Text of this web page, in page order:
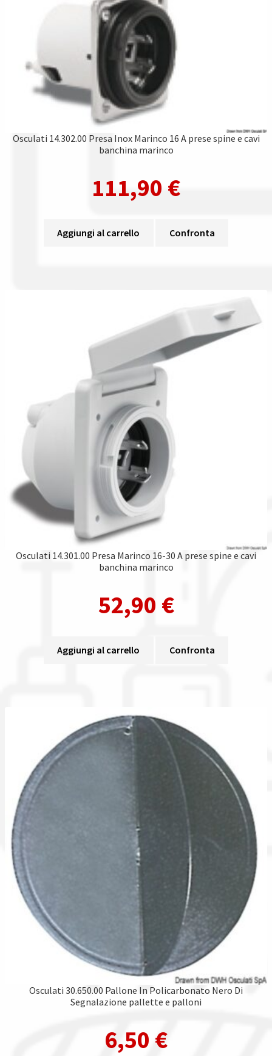
Osculati 14.302.00 Presa Inox Marinco 16 A prese spine e cavi
banchina marinco
111,90 €
Aggiungi al carrello Confronta
Osculati 14.301.00 Presa Marinco 16-30 A prese spine e cavi
banchina marinco
52,90 €
Aggiungi al carrello Confronta
Osculati 30.650.00 Pallone In Policarbonato Nero Di
Segnalazione pallette e palloni
6,50 €